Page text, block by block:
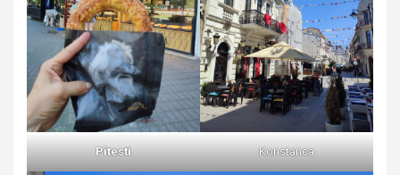
Pitesti Konstanca